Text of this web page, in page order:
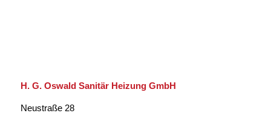
H. G. Oswald Sanitär Heizung GmbH
Neustraße 28